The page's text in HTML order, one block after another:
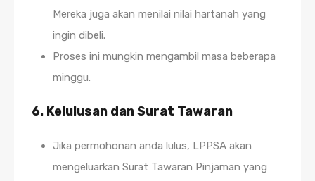
Mereka juga akan menilai nilai hartanah yang
ingin dibeli.
Proses ini mungkin mengambil masa beberapa
minggu.
6. Kelulusan dan Surat Tawaran
Jika permohonan anda lulus, LPPSA akan
mengeluarkan Surat Tawaran Pinjaman yang